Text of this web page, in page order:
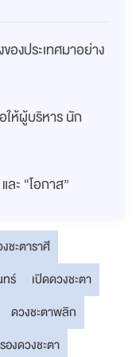
องประเทศมาอย่าง
ห้ผู้บริหาร นัก
ะ “โอกาส”
ชะตาราศี
ร์
เปิดดวงชะตา
ดวงชะตาพลิก
งดวงชะตา